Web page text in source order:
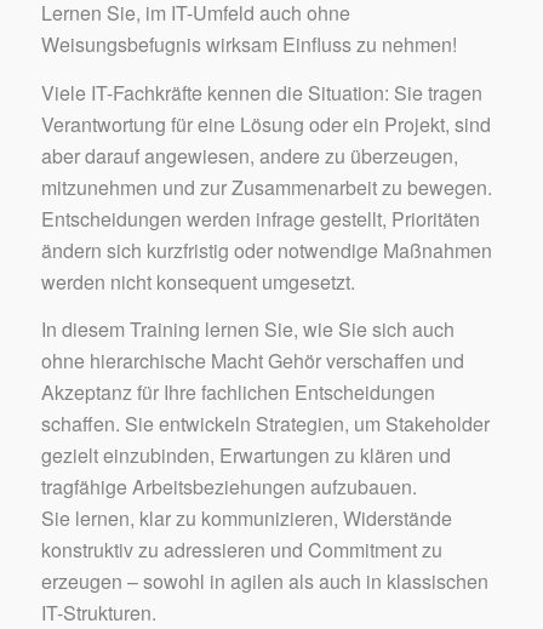
Lernen Sie, im IT-Umfeld auch ohne
Weisungsbefugnis wirksam Einfluss zu nehmen!
Viele IT-Fachkräfte kennen die Situation: Sie tragen
Verantwortung für eine Lösung oder ein Projekt, sind
aber darauf angewiesen, andere zu überzeugen,
mitzunehmen und zur Zusammenarbeit zu bewegen.
Entscheidungen werden infrage gestellt, Prioritäten
ändern sich kurzfristig oder notwendige Maßnahmen
werden nicht konsequent umgesetzt.
In diesem Training lernen Sie, wie Sie sich auch
ohne hierarchische Macht Gehör verschaffen und
Akzeptanz für Ihre fachlichen Entscheidungen
schaffen. Sie entwickeln Strategien, um Stakeholder
gezielt einzubinden, Erwartungen zu klären und
tragfähige Arbeitsbeziehungen aufzubauen.
Sie lernen, klar zu kommunizieren, Widerstände
konstruktiv zu adressieren und Commitment zu
erzeugen – sowohl in agilen als auch in klassischen
IT-Strukturen.